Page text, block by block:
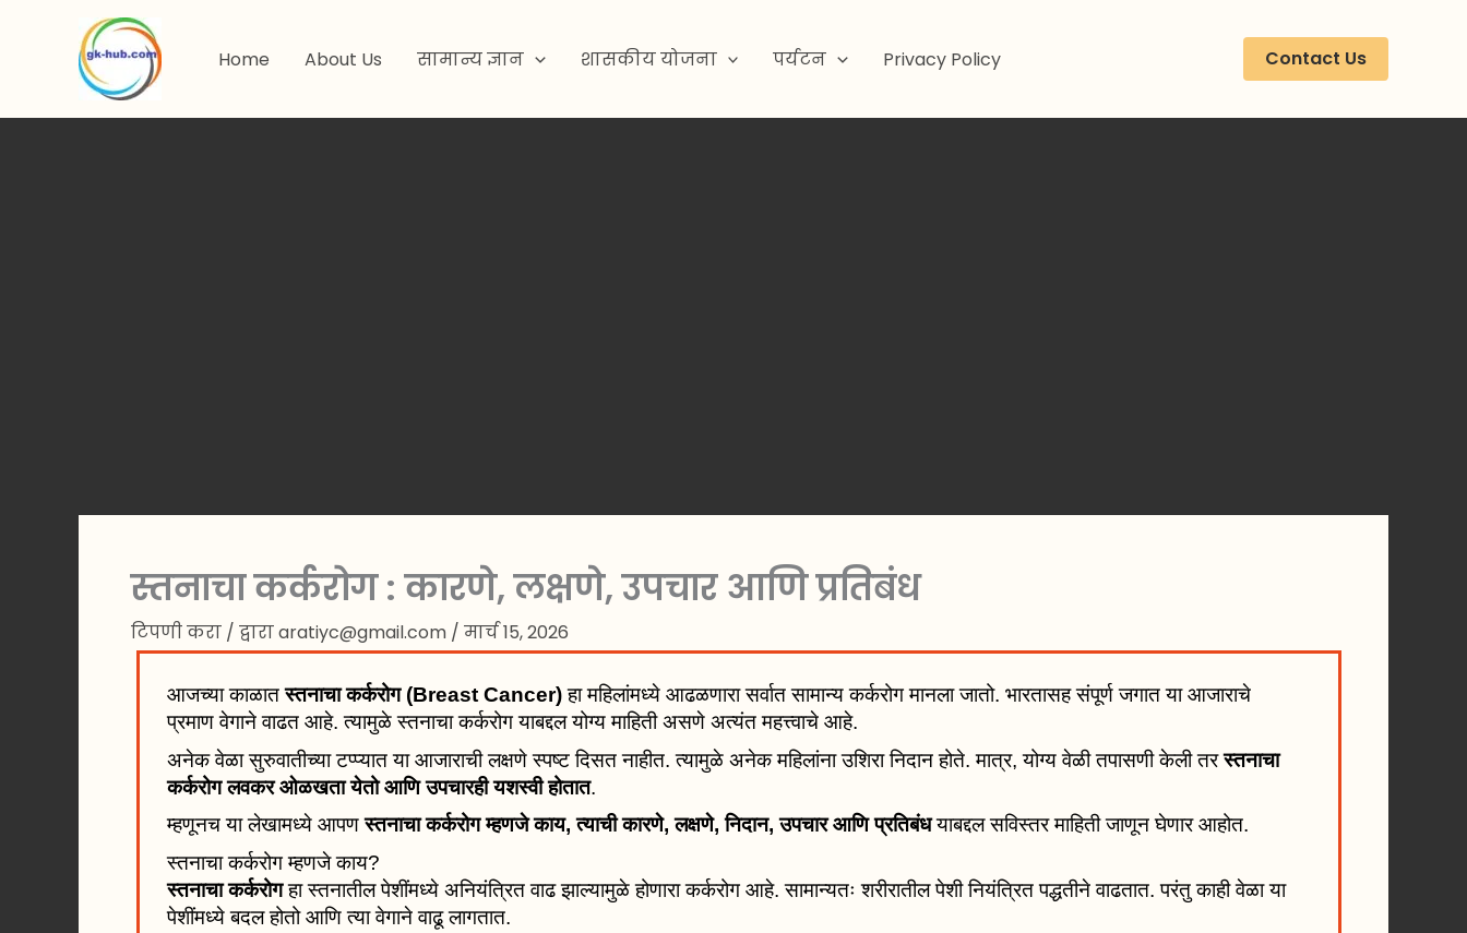
Home About Us सामान्य ज्ञान शासकीय योजना पर्यटन Privacy Policy Contact Us
स्तनाचा कर्करोग : कारणे, लक्षणे, उपचार आणि प्रतिबंध
टिपणी करा / द्वाराaratiyc@gmail.com / मार्च 15, 2026
आजच्या काळातस्तनाचा कर्करोग (Breast Cancer)हा महिलांमध्ये आढळणारा सर्वात सामान्य कर्करोग मानला जातो. भारतासह संपूर्ण जगात या आजाराचे
प्रमाण वेगाने वाढत आहे. त्यामुळे स्तनाचा कर्करोग याबद्दल योग्य माहिती असणे अत्यंत महत्त्वाचे आहे.
अनेक वेळा सुरुवातीच्या टप्प्यात या आजाराची लक्षणे स्पष्ट दिसत नाहीत. त्यामुळे अनेक महिलांना उशिरा निदान होते. मात्र, योग्य वेळी तपासणी केली तरस्तनाचा
कर्करोग लवकर ओळखता येतो आणि उपचारही यशस्वी होतात.
म्हणूनच या लेखामध्ये आपणस्तनाचा कर्करोग म्हणजे काय, त्याची कारणे, लक्षणे, निदान, उपचार आणि प्रतिबंधयाबद्दल सविस्तर माहिती जाणून घेणार आहोत.
स्तनाचा कर्करोग म्हणजे काय?
स्तनाचा कर्करोगहा स्तनातील पेशींमध्ये अनियंत्रित वाढ झाल्यामुळे होणारा कर्करोग आहे. सामान्यतः शरीरातील पेशी नियंत्रित पद्धतीने वाढतात. परंतु काही वेळा या
पेशींमध्ये बदल होतो आणि त्या वेगाने वाढू लागतात.